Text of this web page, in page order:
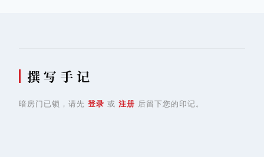
撰 写 手 记
暗房门已锁，请先 登录 或 注册 后留下您的印记。